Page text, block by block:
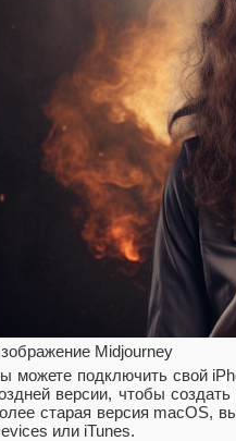
Midjourney
можете подключить свой
версии, чтобы
старая версия macOS,
или iTunes.